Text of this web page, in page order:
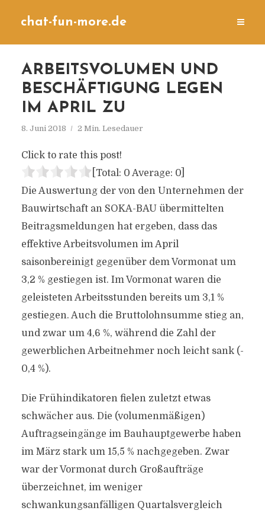
chat-fun-more.de
ARBEITSVOLUMEN UND
BESCHÄFTIGUNG LEGEN
IM APRIL ZU
8. Juni 2018 2 Min. Lesedauer
Click to rate this post!
[Total: 0 Average: 0]
Die Auswertung der von den Unternehmen der
Bauwirtschaft an SOKA-BAU übermittelten
Beitragsmeldungen hat ergeben, dass das
effektive Arbeitsvolumen im April
saisonbereinigt gegenüber dem Vormonat um
3,2 % gestiegen ist. Im Vormonat waren die
geleisteten Arbeitsstunden bereits um 3,1 %
gestiegen. Auch die Bruttolohnsumme stieg an,
und zwar um 4,6 %, während die Zahl der
gewerblichen Arbeitnehmer noch leicht sank (-
0,4 %).
Die Frühindikatoren fielen zuletzt etwas
schwächer aus. Die (volumenmäßigen)
Auftragseingänge im Bauhauptgewerbe haben
im März stark um 15,5 % nachgegeben. Zwar
war der Vormonat durch Großaufträge
überzeichnet, im weniger
schwankungsanfälligen Quartalsvergleich